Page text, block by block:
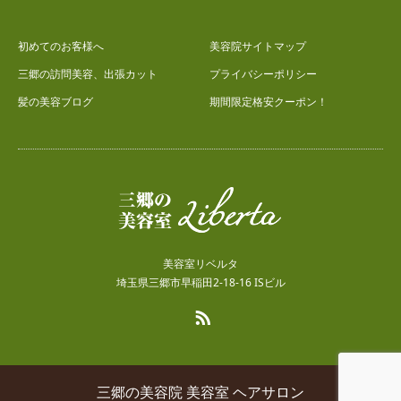
初めてのお客様へ
三郷の訪問美容、出張カット
髪の美容ブログ
美容院サイトマップ
プライバシーポリシー
期間限定格安クーポン！
美容室リベルタ
埼玉県三郷市早稲田2-18-16 ISビル
三郷の美容院 美容室 ヘアサロン